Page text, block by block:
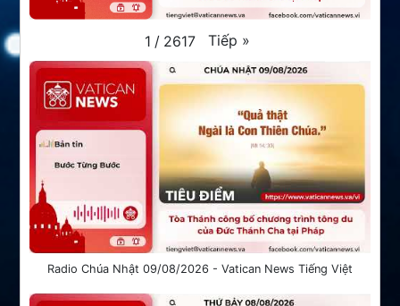
1 / 2617 Tiếp »
Radio Chúa Nhật 09/08/2026 - Vatican News Tiếng Việt